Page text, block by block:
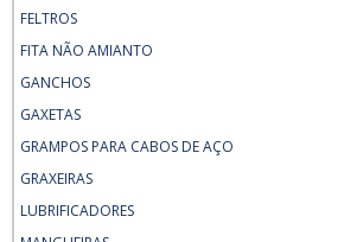
FELTROS
FITA NÃO AMIANTO
GANCHOS
GAXETAS
GRAMPOS PARA CABOS DE AÇO
GRAXEIRAS
LUBRIFICADORES